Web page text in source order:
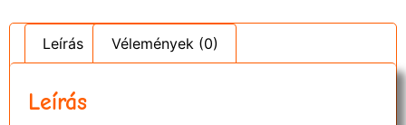
Leírás Vélemények (0)
Leírás